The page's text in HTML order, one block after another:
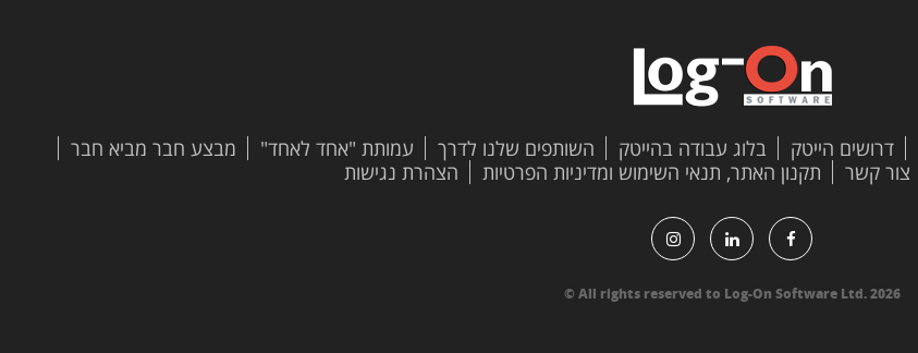
דרושים הייטק בלוג עבודה בהייטק השותפים שלנו לדרך עמותת "אחד לאחד"
מבצע חבר מביא חבר
צור קשר תקנון האתר, תנאי השימוש ומדיניות הפרטיות הצהרת נגישות
All rights reserved to Log-On Software Ltd. 2026 ©